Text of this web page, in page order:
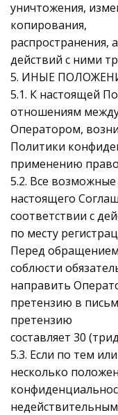
уничтожения,
копирования,
распространения,
действий с ними
5. ИНЫЕ
5.1. К настоящей
отношениям
Оператором,
Политики
применению право
5.2. Все
настоящего
соответствии с
по месту
Перед
соблюсти
направить
претензию в
претензию
составляет 30
5.3. Если по тем
несколько